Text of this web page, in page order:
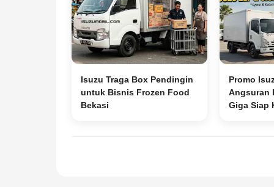
Isuzu Traga Box Pendingin
untuk Bisnis Frozen Food
Bekasi
Promo
Angsuran
Giga Siap